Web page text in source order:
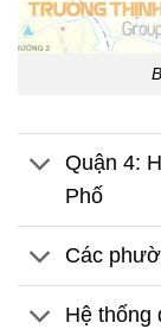
Quận 4:
Phố
Các
Hệ thống